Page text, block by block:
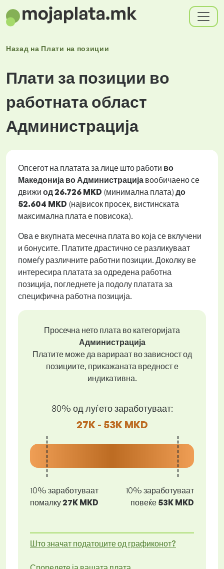
Назад на Плати на позиции
Плати за позиции во
работната област
Администрација
Опсегот на платата за лице што работи во
Македонија во Администрација вообичаено се
движи од26.726 MKD (минимална плата) до
52.604 MKD (највисок просек, вистинската
максимална плата е повисока).
Ова е вкупната месечна плата во која се вклучени
и бонусите. Платите драстично се разликуваат
помеѓу различните работни позиции. Доколку ве
интересира платата за одредена работна
позиција, погледнете ја подолу платата за
специфична работна позиција.
Просечна нето плата во категоријата
Администрација
Платите може да варираат во зависност од
позициите, прикажаната вредност е
индикативна.
80% од луѓето заработуваат:
27K - 53K MKD
10% заработуваат
помалку27K MKD
10% заработуваат
повеќе 53K MKD
Што значат податоците од графиконот?